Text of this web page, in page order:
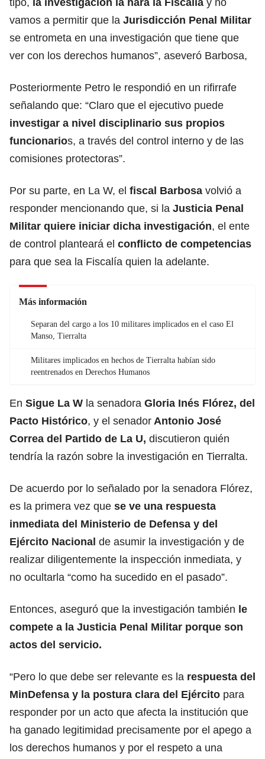
vamos a permitir que la Jurisdicción Penal Militar
se entrometa en una investigación que tiene que
ver con los derechos humanos”, aseveró Barbosa,
Posteriormente Petro le respondió en un rifirrafe
señalando que: “Claro que el ejecutivo puede
investigar a nivel disciplinario sus propios
funcionarios, a través del control interno y de las
comisiones protectoras”.
Por su parte, en La W, el fiscal Barbosa volvió a
responder mencionando que, si la Justicia Penal
Militar quiere iniciar dicha investigación, el ente
de control planteará el conflicto de competencias
para que sea la Fiscalía quien la adelante.
Más información
Separan del cargo a los 10 militares implicados en el caso El
Manso, Tierralta
Militares implicados en hechos de Tierralta habían sido
reentrenados en Derechos Humanos
En Sigue La W la senadora Gloria Inés Flórez, del
Pacto Histórico, y el senador Antonio José
Correa del Partido de La U, discutieron quién
tendría la razón sobre la investigación en Tierralta.
De acuerdo por lo señalado por la senadora Flórez,
es la primera vez que se ve una respuesta
inmediata del Ministerio de Defensa y del
Ejército Nacional de asumir la investigación y de
realizar diligentemente la inspección inmediata, y
no ocultarla “como ha sucedido en el pasado”.
Entonces, aseguró que la investigación también le
compete a la Justicia Penal Militar porque son
actos del servicio.
“Pero lo que debe ser relevante es la respuesta del
MinDefensa y la postura clara del Ejército para
responder por un acto que afecta la institución que
ha ganado legitimidad precisamente por el apego a
los derechos humanos y por el respeto a una